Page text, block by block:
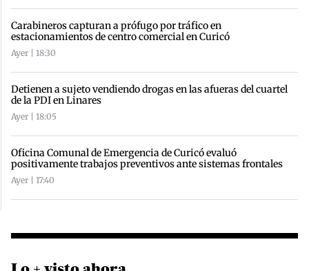
Carabineros capturan a prófugo por tráfico en
estacionamientos de centro comercial en Curicó
Ayer | 18:30
Detienen a sujeto vendiendo drogas en las afueras del cuartel
de la PDI en Linares
Ayer | 18:05
Oficina Comunal de Emergencia de Curicó evaluó
positivamente trabajos preventivos ante sistemas frontales
Ayer | 17:40